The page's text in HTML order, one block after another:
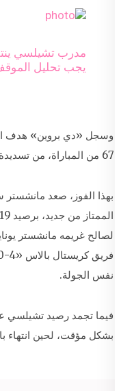
مدرب تشيلسي
يجب تحليل
وسجل «دي بروين» هدف
67 من المباراة، من تسديدة رائعة.
بهذا الفوز، صعد مانشستر
لصالح غريمه مانشستر
نفس الجولة.
بشكل مؤقت، لحين انتهاء